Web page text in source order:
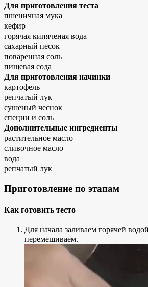
Для приготовления теста
пшеничная мука
кефир
горячая кипяченая вода
сахарный песок
поваренная соль
пищевая сода
Для приготовления начинки
картофель
репчатый лук
сушеный чеснок
специи и соль
Дополнительные ингредиенты
растительное масло
сливочное масло
вода
репчатый лук
Приготовление по этапам
Как готовить тесто
Для начала заливаем горячей
перемешиваем.